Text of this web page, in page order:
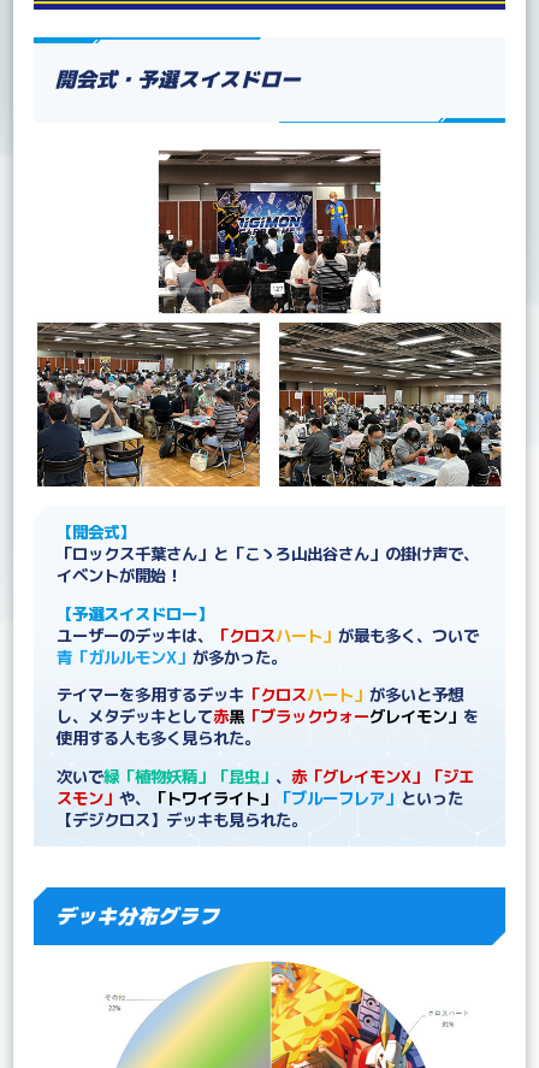
開会式・予選スイスドロー
【開会式】
「ロックス千葉さん」と「こゝろ山出谷さん」の掛け声で、
イベントが開始！
【予選スイスドロー】
ユーザーのデッキは、
「クロスハート」が最も多く、ついで
青 「ガルルモンX」が多かった。
テイマーを多用するデッキ 「クロスハート」が多いと予想
し、メタデッキとして赤黒 「ブラックウォーグレイモン」 を
使用する人も多く見られた。
次いで緑「植物妖精」 「昆虫」 、赤「グレイモンX」
「ジエ
スモン」や、 「トワイライト」 「ブルーフレア」 といった
【デジクロス】デッキも見られた。
デッキ分布グラフ